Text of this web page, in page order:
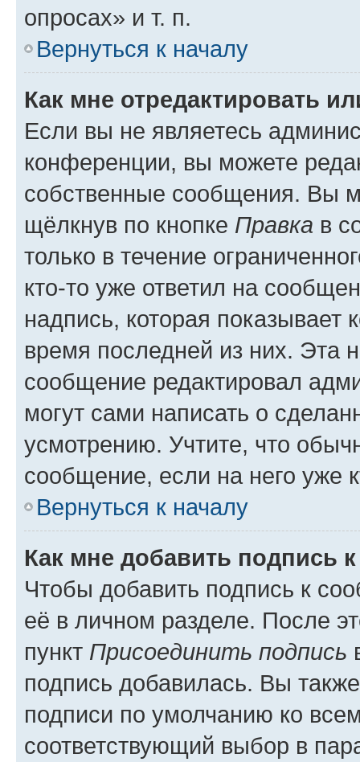
опросах» и т. п.
Вернуться к началу
Как мне отредактировать
Если вы не являетесь
конференции, вы можете
собственные сообщения. Вы
щёлкнув по кнопке Правка в
только в течение
кто-то уже ответил на
надпись, которая показывает
время последней из них. Эта
сообщение редактировал
могут сами написать о
усмотрению. Учтите, что
сообщение, если на него уже
Вернуться к началу
Как мне добавить подпись
Чтобы добавить подпись к
её в личном разделе. После
пункт Присоединить подпись
подпись добавилась. Вы
подписи по умолчанию ко
соответствующий выбор в